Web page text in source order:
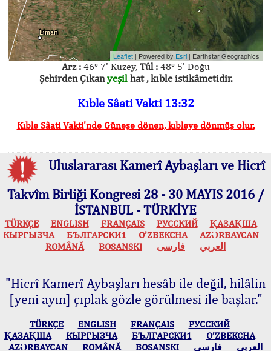
Leaflet | Powered by Esri | Earthstar Geographics
Arz :46° 7' Kuzey, Tûl :48° 5' Doğu
Şehirden Çıkanyeşilhat , kıble istikâmetidir.
Kıble Sâati Vakti 13:32
Kıble Sâati Vakti'nde Güneşe dönen, kıbleye dönmüş olur.
Uluslararası Kamerî Aybaşları ve Hicrî
Takvîm Birliği Kongresi 28 - 30 MAYIS 2016 /
İSTANBUL - TÜRKİYE
TÜRKÇE ENGLISH FRANÇAIS РУССКИЙ
ҚАЗАҚША
КЫPГЫЗЧA
БЪЛГАРСКИ1 O’ZBEKCHA
AZӘRBAYCAN
ROMÂNĂ
BOSANSKI العربي فارسی
"Hicrî Kamerî Aybaşları hesâb ile değil, hilâlin
[yeni ayın] çıplak gözle görülmesi ile başlar."
TÜRKÇE ENGLISH FRANÇAIS
РУССКИЙ
ҚАЗАҚША
КЫPГЫЗЧA БЪЛГАРСКИ1
O’ZBEKCHA
AZӘRBAYCAN
ROMÂNĂ BOSANSKI العربي فارسی